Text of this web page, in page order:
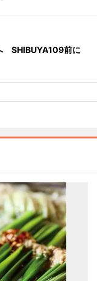
SHIBUYA109前に